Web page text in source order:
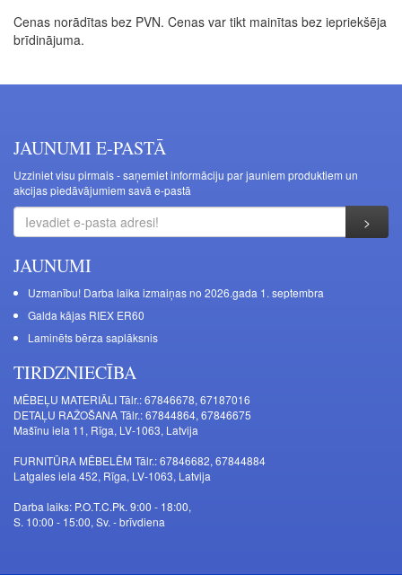
Cenas norādītas bez PVN. Cenas var tikt mainītas bez iepriekšēja
brīdinājuma.
JAUNUMI E-PASTĀ
Uzziniet visu pirmais - saņemiet informāciju par jauniem produktiem un
akcijas piedāvājumiem savā e-pastā
JAUNUMI
Uzmanību! Darba laika izmaiņas no 2026.gada 1. septembra
Galda kājas RIEX ER60
Laminēts bērza saplāksnis
TIRDZNIECĪBA
MĒBEĻU MATERIĀLI Tālr.: 67846678, 67187016
DETAĻU RAŽOŠANA Tālr.: 67844864, 67846675
Mašīnu iela 11, Rīga, LV-1063, Latvija
FURNITŪRA MĒBELĒM Tālr.: 67846682, 67844884
Latgales iela 452, Rīga, LV-1063, Latvija
Darba laiks: P.O.T.C.Pk. 9:00 - 18:00,
S. 10:00 - 15:00, Sv. - brīvdiena